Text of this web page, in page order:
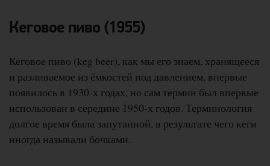
Кеговое пиво (1955)
Кеговое пиво (keg beer), как мы его знаем, хранящееся
и разливаемое из ёмкостей под давлением, впервые
появилось в 1930-х годах, но сам термин был впервые
использован в середине 1950-х годов. Терминология
долгое время была запутанной, в результате чего кеги
иногда называли бочками.